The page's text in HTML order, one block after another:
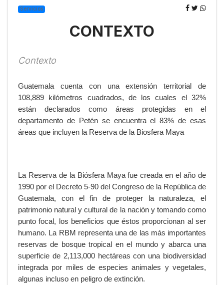
Servicios
CONTEXTO
Contexto
Guatemala cuenta con una extensión territorial de
108,889 kilómetros cuadrados, de los cuales el 32%
están declarados como áreas protegidas en el
departamento de Petén se encuentra el 83% de esas
áreas que incluyen la Reserva de la Biosfera Maya
La Reserva de la Biósfera Maya fue creada en el año de
1990 por el Decreto 5-90 del Congreso de la República de
Guatemala, con el fin de proteger la naturaleza, el
patrimonio natural y cultural de la nación y tomando como
punto focal, los beneficios que éstos proporcionan al ser
humano. La RBM representa una de las más importantes
reservas de bosque tropical en el mundo y abarca una
superficie de 2,113,000 hectáreas con una biodiversidad
integrada por miles de especies animales y vegetales,
algunas incluso en peligro de extinción.